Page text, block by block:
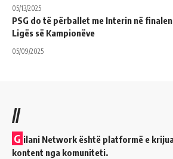
05/13/2025
PSG do të përballet me Interin në
Ligës së Kampionëve
05/09/2025
//
G ilani Network është platformë e
kontent nga komuniteti.